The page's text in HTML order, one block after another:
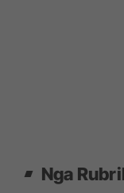
Nga